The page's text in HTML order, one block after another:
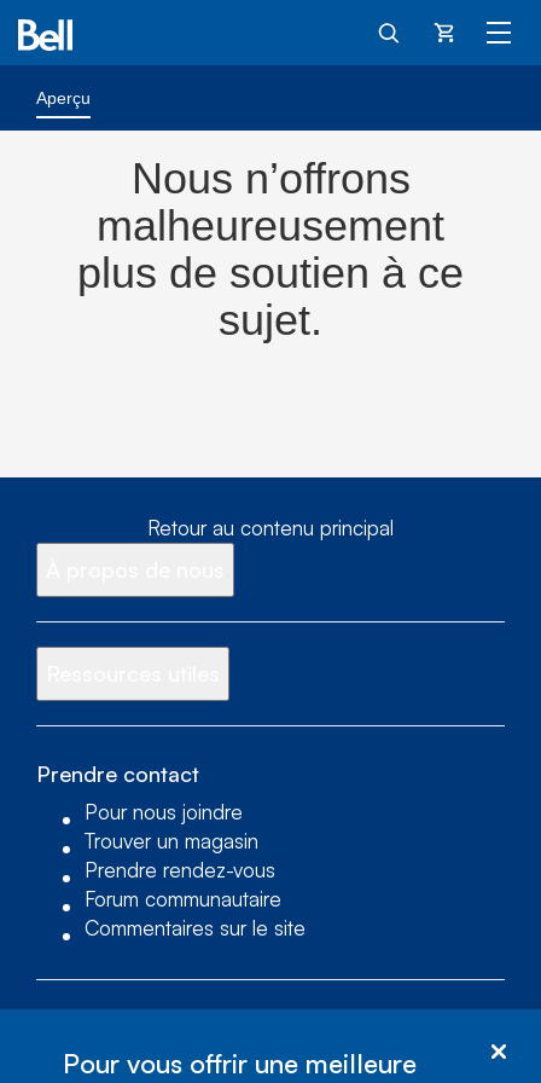
Panier
Aperçu
Nous n’offrons
malheureusement
plus de soutien à ce
sujet.
Retour au contenu principal
Prendre contact
Pour nous joindre
Trouver un magasin
Prendre rendez-vous
Forum communautaire
Commentaires sur le site
Pour vous offrir une meilleure